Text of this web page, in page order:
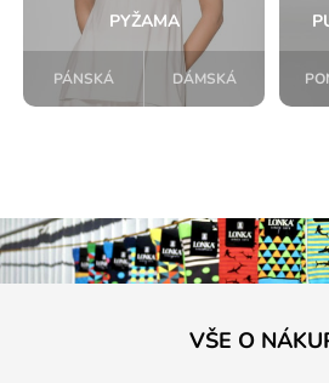
PYŽAMA
PÁNSKÁ DÁMSKÁ
VŠE O